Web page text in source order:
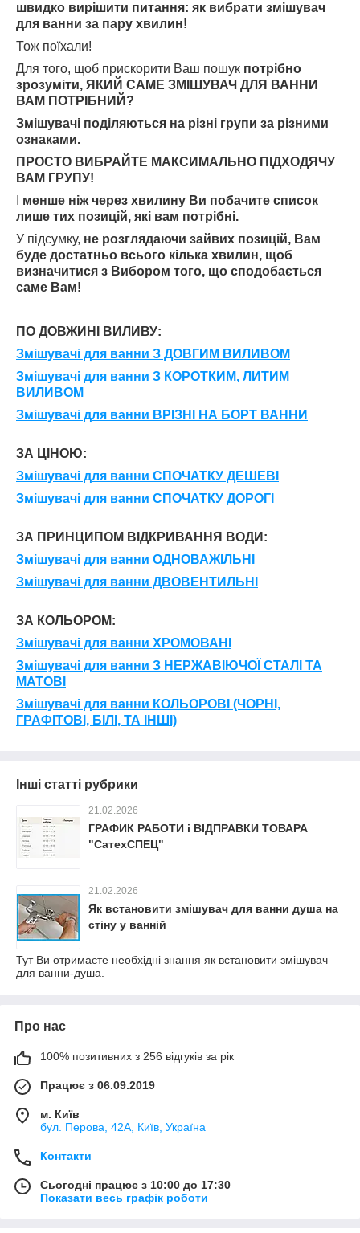
швидко вирішити питання: як вибрати змішувач
для ванни за пару хвилин!
Тож поїхали!
Для того, щоб прискорити Ваш пошук потрібно
зрозуміти, ЯКИЙ САМЕ ЗМІШУВАЧ ДЛЯ ВАННИ
ВАМ ПОТРІБНИЙ?
Змішувачі поділяються на різні групи за різними
ознаками.
ПРОСТО ВИБРАЙТЕ МАКСИМАЛЬНО ПІДХОДЯЧУ
ВАМ ГРУПУ!
менше ніж через хвилину Ви побачите список
лише тих позицій, які вам потрібні.
У підсумку, не розглядаючи зайвих позицій, Вам
буде достатньо всього кілька хвилин, щоб
визначитися з Вибором того, що сподобається
саме Вам!
ПО ДОВЖИНІ ВИЛИВУ:
Змішувачі для ванни З ДОВГИМ ВИЛИВОМ
Змішувачі для ванни З КОРОТКИМ, ЛИТИМ
ВИЛИВОМ
Змішувачі для ванни ВРІЗНІ НА БОРТ ВАННИ
ЗА ЦІНОЮ:
Змішувачі для ванни СПОЧАТКУ ДЕШЕВІ
Змішувачі для ванни СПОЧАТКУ ДОРОГІ
ЗА ПРИНЦИПОМ ВІДКРИВАННЯ ВОДИ:
Змішувачі для ванни ОДНОВАЖІЛЬНІ
Змішувачі для ванни ДВОВЕНТИЛЬНІ
ЗА КОЛЬОРОМ:
Змішувачі для ванни ХРОМОВАНІ
Змішувачі для ванни З НЕРЖАВІЮЧОЇ СТАЛІ ТА
МАТОВІ
Змішувачі для ванни КОЛЬОРОВІ (ЧОРНІ,
ГРАФІТОВІ, БІЛІ, ТА ІНШІ)
Інші статті рубрики
21.02.2026
ГРАФИК РАБОТИ і ВІДПРАВКИ ТОВАРА
"СатехСПЕЦ"
21.02.2026
Як встановити змішувач для ванни душа на
стіну у ванній
Тут Ви отримаєте необхідні знання як встановити змішувач
для ванни-душа.
Про нас
100% позитивних з 256 відгуків за рік
Працює з 06.09.2019
м. Київ
бул. Перова, 42А, Київ, Україна
Контакти
Сьогодні працює з 10:00 до 17:30
Показати весь графік роботи